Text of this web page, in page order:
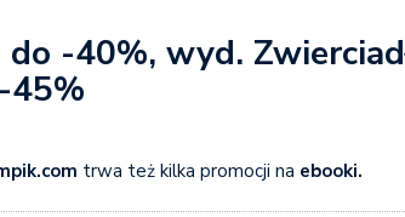
-40%, wyd.
45%
trwa też kilka promocji na ebooki.